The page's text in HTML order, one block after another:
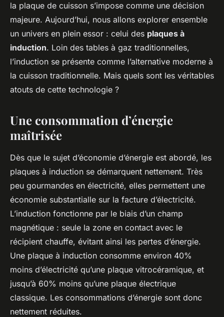
Louise•24 janvier 2024 •5 min de lecture
la plaque de cuisson s’impose comme une décision
majeure. Aujourd’hui, nous allons explorer ensemble
un univers en plein essor : celui des plaques à
induction. Loin des tables à gaz traditionnelles,
l’induction se présente comme l’alternative moderne à
la cuisson traditionnelle. Mais quels sont les véritables
atouts de cette technologie ?
Une consommation d’énergie
maîtrisée
Dès que le sujet d’économie d’énergie est abordé, les
plaques à induction se démarquent nettement. Très
peu gourmandes en électricité, elles permettent une
économie substantialle sur la facture d’électricité.
L’induction fonctionne par le biais d’un champ
magnétique : seule la zone en contact avec le
récipient chauffe, évitant ainsi les pertes d’énergie.
Une plaque à induction consomme environ 40%
moins d’électricité qu’une plaque vitrocéramique, et
jusqu’à 60% moins qu’une plaque électrique
classique. Les consommations d’énergie sont donc
nettement réduites.